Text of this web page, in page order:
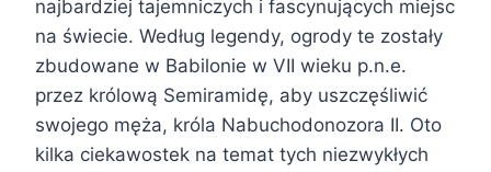
najbardziej tajemniczych i fascynujących miejsc
na świecie. Według legendy, ogrody te zostały
zbudowane w Babilonie w VII wieku p.n.e.
przez królową Semiramidę, aby uszczęśliwić
swojego męża, króla Nabuchodonozora II. Oto
kilka ciekawostek na temat tych niezwykłych